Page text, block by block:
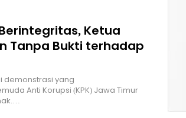
Berintegritas, Ketua
Tanpa Bukti terhadap
demonstrasi yang
Anti Korupsi (KPK) Jawa Timur